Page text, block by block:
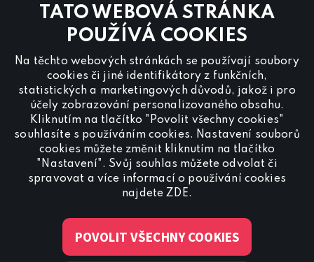
TATO WEBOVÁ STRÁNKA
POUŽÍVÁ COOKIES
Na těchto webových stránkách se používají soubory
cookies či jiné identifikátory z funkčních,
statistických a marketingových důvodů, jakož i pro
účely zobrazování personalizovaného obsahu.
Kliknutím na tlačítko "Povolit všechny cookies"
souhlasíte s používáním cookies. Nastavení souborů
cookies můžete změnit kliknutím na tlačítko
"Nastavení". Svůj souhlas můžete odvolat či
spravovat a více informací o používání cookies
najdeteZDE.
POVOLIT VŠECHNY COOKIES
inzerci na programu CANAL+ Sport
nás
kontaktujte na reklama@canalplus.cz
Naši redakci kontaktujete na
redakce@canalplus.cz
Spojte se s CANAL+ Sport